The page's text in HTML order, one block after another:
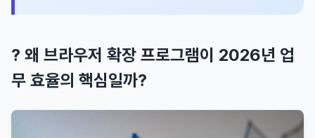
? 왜 브라우저 확장 프로그램이 2026년 업
무 효율의 핵심일까?